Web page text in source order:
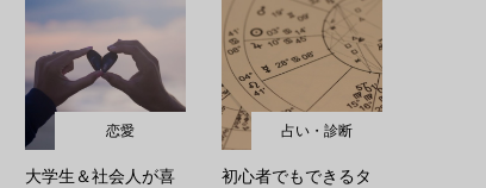
恋愛
大学生＆社会人が喜
占い・診断
初心者でもできるタ